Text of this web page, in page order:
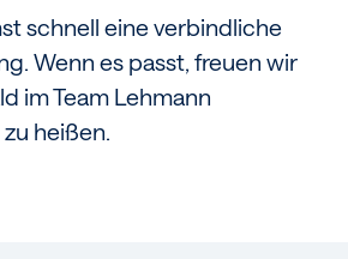
schnell eine verbindliche
Wenn es passt, freuen wir
im Team Lehmann
heißen.